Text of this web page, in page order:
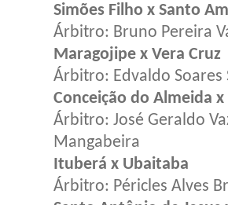
Simões Filho x Santo
Árbitro: Bruno Pereira
Maragojipe x Vera Cruz
Árbitro: Edvaldo Soares
Conceição do Almeida x
Árbitro: José Geraldo
Mangabeira
Ituberá x Ubaitaba
Árbitro: Péricles Alves